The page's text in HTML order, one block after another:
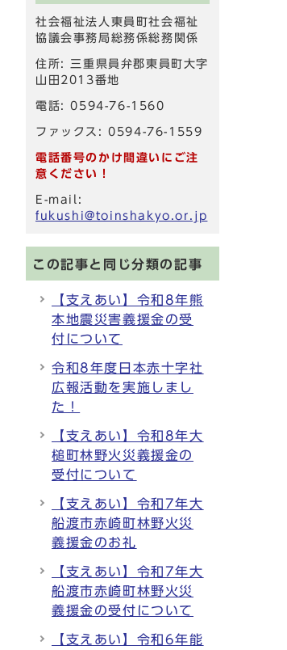
社会福祉法人東員町社会福祉
協議会事務局総務係総務関係
住所: 三重県員弁郡東員町大字
山田2013番地
電話: 0594-76-1560
ファックス: 0594-76-1559
電話番号のかけ間違いにご注
意ください！
E-mail:
fukushi@toinshakyo.or.jp
この記事と同じ分類の記事
【支えあい】令和8年熊
本地震災害義援金の受
付について
令和8年度日本赤十字社
広報活動を実施しまし
た！
【支えあい】令和8年大
槌町林野火災義援金の
受付について
【支えあい】令和7年大
船渡市赤崎町林野火災
義援金のお礼
【支えあい】令和7年大
船渡市赤崎町林野火災
義援金の受付について
【支えあい】令和6年能